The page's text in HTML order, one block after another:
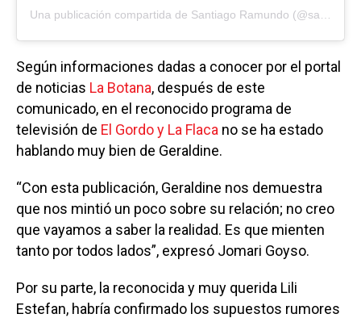
Una publicación compartida de Santiago Ramundo (@santiramundo) el
Según informaciones dadas a conocer por el portal
de noticias La Botana, después de este
comunicado, en el reconocido programa de
televisión de El Gordo y La Flaca no se ha estado
hablando muy bien de Geraldine.
“Con esta publicación, Geraldine nos demuestra
que nos mintió un poco sobre su relación; no creo
que vayamos a saber la realidad. Es que mienten
tanto por todos lados”, expresó Jomari Goyso.
Por su parte, la reconocida y muy querida Lili
Estefan, habría confirmado los supuestos rumores